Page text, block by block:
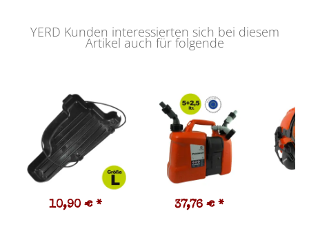
YERD Kunden interessierten sich bei diesem
Artikel auch für folgende
10,90 € * 37,76 € *